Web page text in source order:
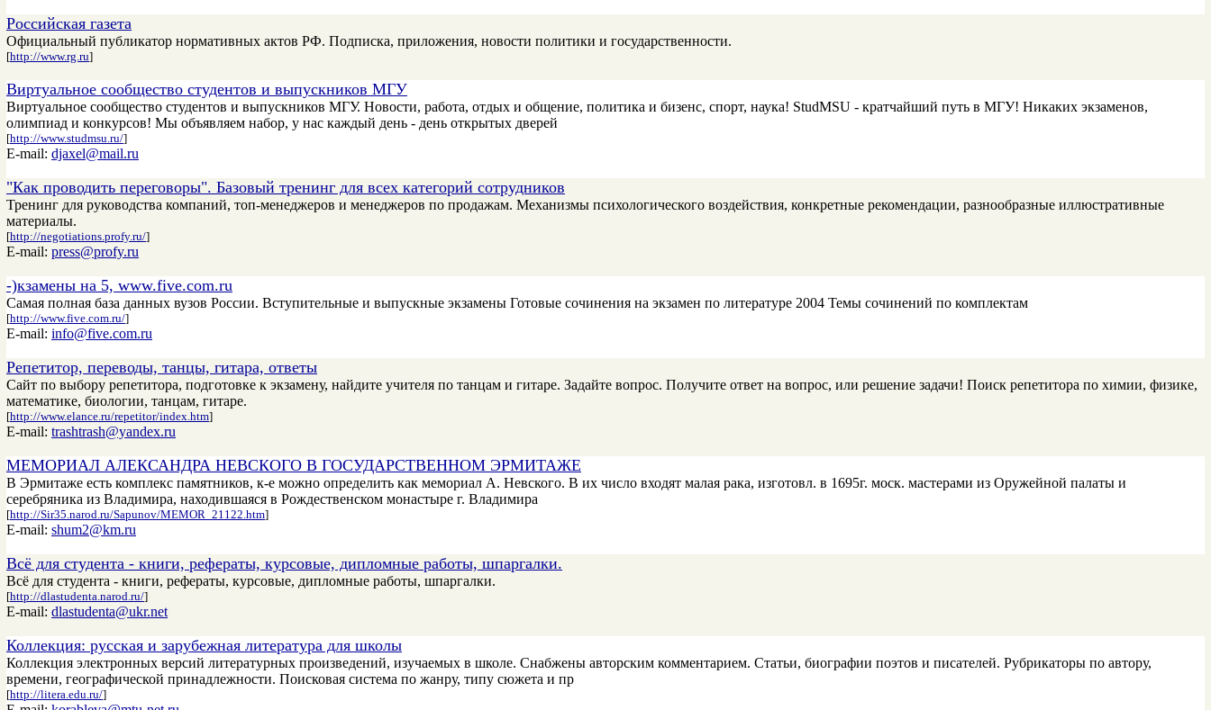
Российская газета
Официальный публикатор нормативных актов РФ. Подписка, приложения, новости политики и государственности.
[http://www.rg.ru]
Виртуальное сообщество студентов и выпускников МГУ
Виртуальное сообщество студентов и выпускников МГУ. Новости, работа, отдых и общение, политика и бизенс, спорт, наука! StudMSU - кратчайший путь в МГУ! Никаких экзаменов,
олимпиад и конкурсов! Мы объявляем набор, у нас каждый день - день открытых дверей
[http://www.studmsu.ru/]
E-mail: djaxel@mail.ru
"Как проводить переговоры". Базовый тренинг для всех категорий сотрудников
Тренинг для руководства компаний, топ-менеджеров и менеджеров по продажам. Механизмы психологического воздействия, конкретные рекомендации, разнообразные иллюстративные
материалы.
[http://negotiations.profy.ru/]
E-mail: press@profy.ru
-)кзамены на 5, www.five.com.ru
Самая полная база данных вузов России. Вступительные и выпускные экзамены Готовые сочинения на экзамен по литературе 2004 Темы сочинений по комплектам
[http://www.five.com.ru/]
E-mail: info@five.com.ru
Репетитор, переводы, танцы, гитара, ответы
Сайт по выбору репетитора, подготовке к экзамену, найдите учителя по танцам и гитаре. Задайте вопрос. Получите ответ на вопрос, или решение задачи! Поиск репетитора по химии, физике,
математике, биологии, танцам, гитаре.
[http://www.elance.ru/repetitor/index.htm]
E-mail: trashtrash@yandex.ru
МЕМОРИАЛ АЛЕКСАНДРА НЕВСКОГО В ГОСУДАРСТВЕННОМ ЭРМИТАЖЕ
В Эрмитаже есть комплекс памятников, к-е можно определить как мемориал А. Невского. В их число входят малая рака, изготовл. в 1695г. моск. мастерами из Оружейной палаты и
серебряника из Владимира, находившаяся в Рождественском монастыре г. Владимира
[http://Sir35.narod.ru/Sapunov/MEMOR_21122.htm]
E-mail: shum2@km.ru
Всё для студента - книги, рефераты, курсовые, дипломные работы, шпаргалки.
Всё для студента - книги, рефераты, курсовые, дипломные работы, шпаргалки.
[http://dlastudenta.narod.ru/]
E-mail: dlastudenta@ukr.net
Коллекция: русская и зарубежная литература для школы
Коллекция электронных версий литературных произведений, изучаемых в школе. Снабжены авторским комментарием. Статьи, биографии поэтов и писателей. Рубрикаторы по автору,
времени, географической принадлежности. Поисковая система по жанру, типу сюжета и пр
[http://litera.edu.ru/]